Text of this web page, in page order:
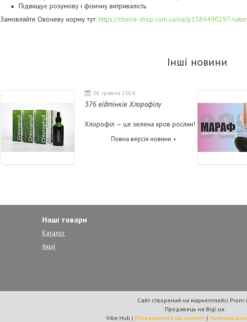
Підвищує розумову і фізичну витривалість
Замовляйте Овочеву норму тут: https://choice-shop.com.ua/ua/p1586490297-
Інші новини
06 травня 2024
376 відтінків Хлорофілу
Хлорофіл — це зелена кров рослин!
Повна версія новини
Наші товари
Каталог
Акції
Сайт створений на маркетплейсі
Продавець на Bigl.ua
Vibe Hub | Поскаржитися на контент | Політика